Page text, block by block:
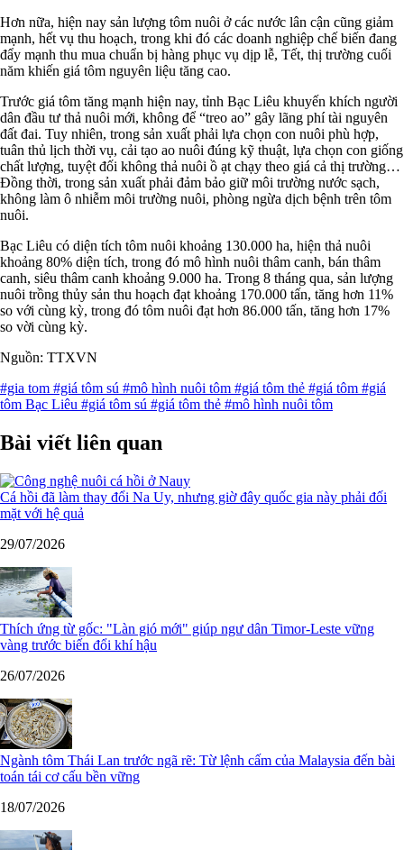
Hơn nữa, hiện nay sản lượng tôm nuôi ở các nước lân cận cũng giảm
mạnh, hết vụ thu hoạch, trong khi đó các doanh nghiệp chế biến đang
đẩy mạnh thu mua chuẩn bị hàng phục vụ dịp lễ, Tết, thị trường cuối
năm khiến giá tôm nguyên liệu tăng cao.
Trước giá tôm tăng mạnh hiện nay, tỉnh Bạc Liêu khuyến khích người
dân đầu tư thả nuôi mới, không để “treo ao” gây lãng phí tài nguyên
đất đai. Tuy nhiên, trong sản xuất phải lựa chọn con nuôi phù hợp,
tuân thủ lịch thời vụ, cải tạo ao nuôi đúng kỹ thuật, lựa chọn con giống
chất lượng, tuyệt đối không thả nuôi ồ ạt chạy theo giá cả thị trường…
Đồng thời, trong sản xuất phải đảm bảo giữ môi trường nước sạch,
không làm ô nhiễm môi trường nuôi, phòng ngừa dịch bệnh trên tôm
nuôi.
Bạc Liêu có diện tích tôm nuôi khoảng 130.000 ha, hiện thả nuôi
khoảng 80% diện tích, trong đó mô hình nuôi thâm canh, bán thâm
canh, siêu thâm canh khoảng 9.000 ha. Trong 8 tháng qua, sản lượng
nuôi trồng thủy sản thu hoạch đạt khoảng 170.000 tấn, tăng hơn 11%
so với cùng kỳ, trong đó tôm nuôi đạt hơn 86.000 tấn, tăng hơn 17%
so vời cùng kỳ.
Nguồn: TTXVN
#gia tom #giá tôm sú #mô hình nuôi tôm #giá tôm thẻ #giá tôm #giá
tôm Bạc Liêu #giá tôm sú #giá tôm thẻ #mô hình nuôi tôm
Bài viết liên quan
Cá hồi đã làm thay đổi Na Uy, nhưng giờ đây quốc gia này phải đối
mặt với hệ quả
29/07/2026
Thích ứng từ gốc: "Làn gió mới" giúp ngư dân Timor-Leste vững
vàng trước biến đổi khí hậu
26/07/2026
Ngành tôm Thái Lan trước ngã rẽ: Từ lệnh cấm của Malaysia đến bài
toán tái cơ cấu bền vững
18/07/2026